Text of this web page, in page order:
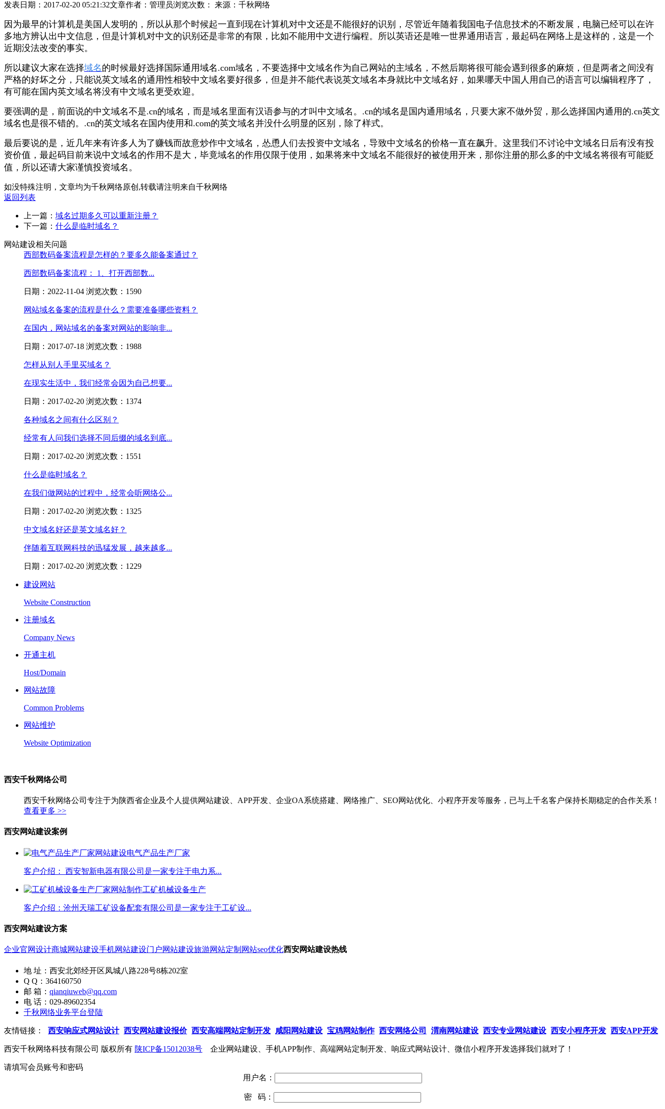
发表日期：2017-02-20 05:21:32文章作者：管理员浏览次数： 来源：千秋网络
因为最早的计算机是美国人发明的，所以从那个时候起一直到现在计算机对中文还是不能很好的识别，尽管近年随着我国电子信息技术的不断发展，电脑已经可以在许
多地方辨认出中文信息，但是计算机对中文的识别还是非常的有限，比如不能用中文进行编程。所以英语还是唯一世界通用语言，最起码在网络上是这样的，这是一个
近期没法改变的事实。
所以建议大家在选择域名 的时候最好选择国际通用域名.com域名，不要选择中文域名作为自己网站的主域名，不然后期将很可能会遇到很多的麻烦，但是两者之间没有
严格的好坏之分，只能说英文域名的通用性相较中文域名要好很多，但是并不能代表说英文域名本身就比中文域名好，如果哪天中国人用自己的语言可以编辑程序了，
有可能在国内英文域名将没有中文域名更受欢迎。
要强调的是，前面说的中文域名不是.cn的域名，而是域名里面有汉语参与的才叫中文域名。.cn的域名是国内通用域名，只要大家不做外贸，那么选择国内通用的.cn英文
域名也是很不错的。.cn的英文域名在国内使用和.com的英文域名并没什么明显的区别，除了样式。
最后要说的是，近几年来有许多人为了赚钱而故意炒作中文域名，怂恿人们去投资中文域名，导致中文域名的价格一直在飙升。这里我们不讨论中文域名日后有没有投
资价值，最起码目前来说中文域名的作用不是大，毕竟域名的作用仅限于使用，如果将来中文域名不能很好的被使用开来，那你注册的那么多的中文域名将很有可能贬
值 ，所以还请大家谨慎投资域名。
如没特殊注明，文章均为千秋网络原创,转载请注明来自千秋网络
返回列表
上一篇： 域名过期多久可以重新注册？
下一篇： 什么是临时域名？
网站建设相关问题
西部数码备案流程是怎样的？要多久能备案通过？
西部数码备案流程： 1、打开西部数...
日期：2022-11-04 浏览次数：1590
网站域名备案的流程是什么？需要准备哪些资料？
在国内，网站域名的备案对网站的影响非...
日期：2017-07-18 浏览次数：1988
怎样从别人手里买域名？
在现实生活中，我们经常会因为自己想要...
日期：2017-02-20 浏览次数：1374
各种域名之间有什么区别？
经常有人问我们选择不同后缀的域名到底...
日期：2017-02-20 浏览次数：1551
什么是临时域名？
在我们做网站的过程中，经常会听网络公...
日期：2017-02-20 浏览次数：1325
中文域名好还是英文域名好？
伴随着互联网科技的迅猛发展，越来越多...
日期：2017-02-20 浏览次数：1229
建设网站
Website Construction
注册域名
Company News
开通主机
Host/Domain
网站故障
Common Problems
网站维护
Website Optimization
西安千秋网络公司
西安千秋网络公司专注于为陕西省企业及个人提供网站建设、APP开发、企业OA系统搭建、网络推广、SEO网站优化、小程序开发等服务，已与上千名客户保持长期稳定的合作关系！
查看更多 >>
西安网站建设案例
电气产品生产厂家
客户介绍： 西安智新电器有限公司是一家专注于电力系...
工矿机械设备生产
客户介绍：沧州天瑞工矿设备配套有限公司是一家专注于工矿设...
西安网站建设方案
企业官网设计商城网站建设手机网站建设门户网站建设旅游网站定制 网站seo优化西安网站建设热线
地 址：西安北郊经开区凤城八路228号8栋202室
Q Q：364160750
邮 箱： qianqiuweb@qq.com
电 话：029-89602354
千秋网络业务平台登陆
友情链接： 西安响应式网站设计 西安网站建设报价 西安高端网站定制开发 咸阳网站建设 宝鸡网站制作 西安网络公司 渭南网站建设 西安专业网站建设 西安小程序开发 西安APP开发
西安千秋网络科技有限公司 版权所有 陕ICP备15012038号 企业网站建设、手机APP制作、高端网站定制开发、响应式网站设计、微信小程序开发选择我们就对了！
请填写会员账号和密码
用户名：
密 码：